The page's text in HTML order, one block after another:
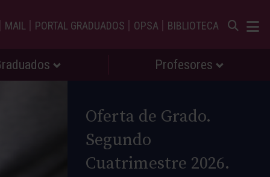
| MAIL | PORTAL GRADUADOS | OPSA | BIBLIOTECA
Profesores
Oferta de Grado.
Segundo
Cuatrimestre 2026.